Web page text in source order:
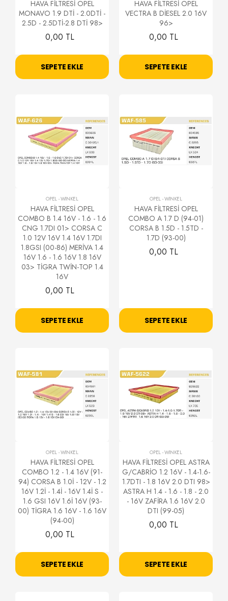
HAVA FİLTRESİ OPEL
MONAVO 1.9 DTİ - 2.0DTİ -
2.5D - 2.5DTİ-2.8 DTİ 98>
0,00 TL
SEPETE EKLE
HAVA FİLTRESİ OPEL
VECTRA B DİESEL 2.0 16V
96>
0,00 TL
SEPETE EKLE
OPEL-WİNKEL
HAVA FİLTRESİ OPEL
COMBO B 1.4 16V - 1.6 - 1.6
CNG 1.7DI 01> CORSA C
1.0 12V 16V 1.4 16V 1.7DI
1.8GSI (00-86) MERİVA 1.4
16V 1.6 - 1.6 16V 1.8 16V
03> TİGRA TWİN-TOP 1.4
16V
0,00 TL
SEPETE EKLE
OPEL-WİNKEL
HAVA FİLTRESİ OPEL
COMBO A 1.7 D (94-01)
CORSA B 1.5D - 1.5TD -
1.7D (93-00)
0,00 TL
SEPETE EKLE
OPEL-WİNKEL
HAVA FİLTRESİ OPEL
COMBO 1.2 - 1.4 16V (91-
94) CORSA B 1.0İ - 12V - 1.2
16V 1.2İ - 1.4İ - 16V 1.4İ S -
1.6 GSI 16V 1.6İ 16V (93-
00) TİGRA 1.6 16V - 1.6 16V
(94-00)
0,00 TL
SEPETE EKLE
OPEL-WİNKEL
HAVA FİLTRESİ OPEL ASTRA
G/CABRİO 1.2 16V - 1.4-1.6-
1.7DTI - 1.8 16V 2.0 DTI 98>
ASTRA H 1.4 - 1.6 - 1.8 - 2.0
- 16V ZAFİRA 1.6 16V 2.0
DTI (99-05)
0,00 TL
SEPETE EKLE